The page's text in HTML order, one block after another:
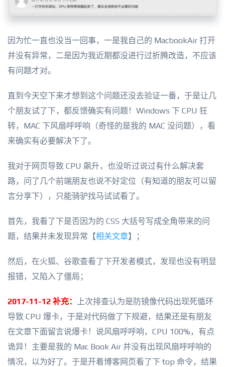
因为忙一直也没当一回事，一是我自己的 MacbookAir 打开
并没有异常，二是因为我近期都没进行过折腾改造，不应该
有问题才对。
直到今天空下来才想到这个问题还没去验证一番，于是让几
个朋友试了下，都反馈确实有问题！Windows 下 CPU 狂
转，MAC 下风扇呼呼响（奇怪的是我的 MAC 没问题），看
来确实有必要解决下了。
我对于网页导致 CPU 飙升，也没听过说过有什么解决套
路，问了几个前端朋友也说不好定位（有知道的朋友可以留
言分享下），只能骑驴找马试试看了。
首先，我看了下是否因为的 CSS 大括号写成全角带来的问
题，结果并未发现异常【相关文章】；
然后，在火狐、谷歌查看了下开发者模式，发现也没有明显
报错，又陷入了僵局；
2017-11-12 补充： 上次排查认为是防镜像代码出现死循环
导致 CPU 爆卡，于是对代码做了下规避，结果还是有朋友
在文章下面留言说爆卡！说风扇呼呼响，CPU 100%，有点
诡异！主要是我的 Mac Book Air 并没有出现风扇呼呼响的
情况，以为好了。于是开着博客网页看了下 top 命令，结果